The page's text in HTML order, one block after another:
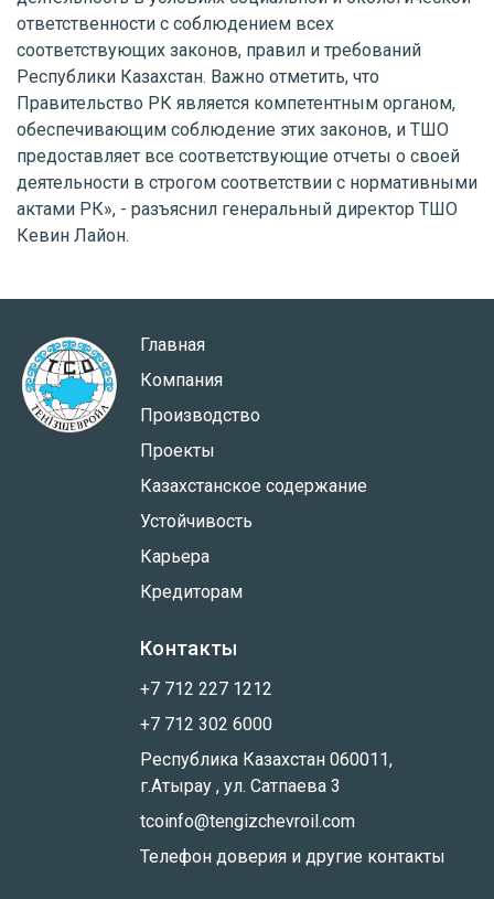
ответственности с соблюдением всех
соответствующих законов, правил и требований
Республики Казахстан. Важно отметить, что
Правительство РК является компетентным органом,
обеспечивающим соблюдение этих законов, и ТШО
предоставляет все соответствующие отчеты о своей
деятельности в строгом соответствии с нормативными
актами РК», - разъяснил генеральный директор ТШО
Кевин Лайон.
Главная
Компания
Производство
Проекты
Казахстанское содержание
Устойчивость
Карьера
Кредиторам
Контакты
+7 712 227 1212
+7 712 302 6000
Республика Казахстан 060011,
г.Атырау , ул. Сатпаева 3
tcoinfo@tengizchevroil.com
Телефон доверия и другие контакты